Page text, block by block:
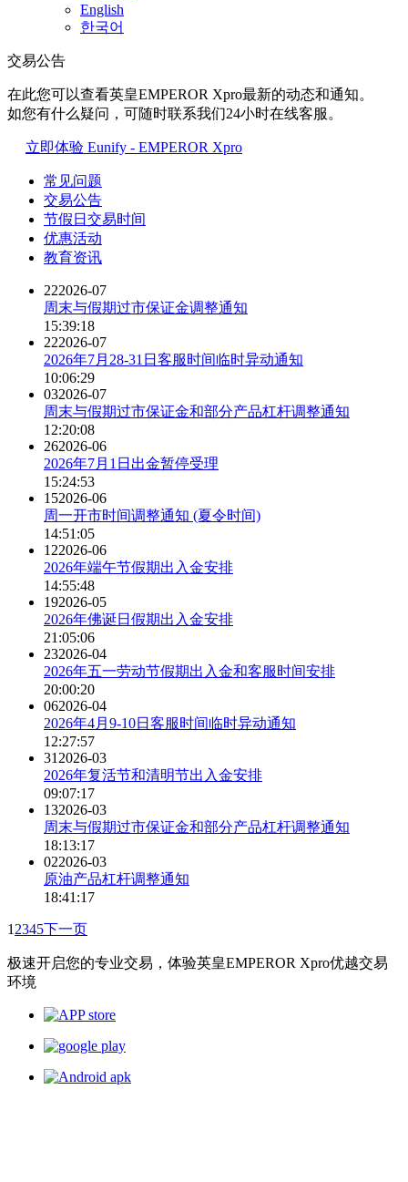
English
한국어
交易公告
在此您可以查看英皇EMPEROR Xpro最新的动态和通知。
如您有什么疑问，可随时联系我们24小时在线客服。
立即体验 Eunify - EMPEROR Xpro
常见问题
交易公告
节假日交易时间
优惠活动
教育资讯
222026-07
周末与假期过市保证金调整通知
15:39:18
222026-07
2026年7月28-31日客服时间临时异动通知
10:06:29
032026-07
周末与假期过市保证金和部分产品杠杆调整通知
12:20:08
262026-06
2026年7月1日出金暂停受理
15:24:53
152026-06
周一开市时间调整通知 (夏令时间)
14:51:05
122026-06
2026年端午节假期出入金安排
14:55:48
192026-05
2026年佛诞日假期出入金安排
21:05:06
232026-04
2026年五一劳动节假期出入金和客服时间安排
20:00:20
062026-04
2026年4月9-10日客服时间临时异动通知
12:27:57
31 2026-03
2026年复活节和清明节出入金安排
09:07:17
132026-03
周末与假期过市保证金和部分产品杠杆调整通知
18:13:17
022026-03
原油产品杠杆调整通知
18:41:17
1 2345下一页
极速开启您的专业交易，体验英皇EMPEROR Xpro优越交易
环境